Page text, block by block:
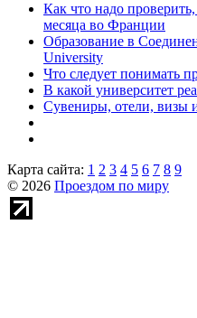
Как что надо
месяца во Франции
Образование в
University
Что следует понимать
В какой университет
Сувениры, отели, визы
Карта сайта: 1 2 3 4 5 6 7 8 9
© 2026 Проездом по миру